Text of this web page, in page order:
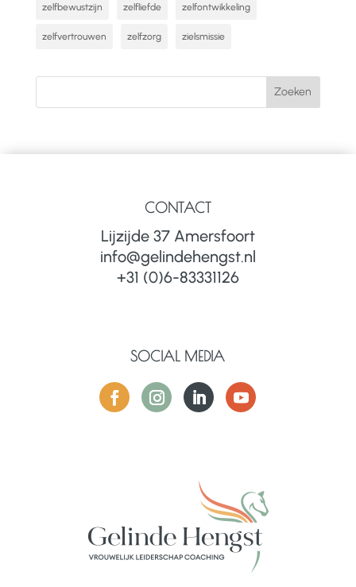
zelfbewustzijn zelfliefde zelfontwikkeling
zelfvertrouwen zelfzorg zielsmissie
CONTACT
Lijzijde 37 Amersfoort
info@gelindehengst.nl
+31 (0)6-83331126
SOCIAL MEDIA